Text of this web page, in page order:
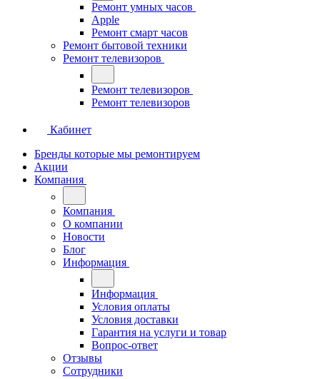
Ремонт умных часов
Apple
Ремонт смарт часов
Ремонт бытовой техники
Ремонт телевизоров
Ремонт телевизоров
Ремонт телевизоров
Кабинет
Бренды которые мы ремонтируем
Акции
Компания
Компания
О компании
Новости
Блог
Информация
Информация
Условия оплаты
Условия доставки
Гарантия на услуги и товар
Вопрос-ответ
Отзывы
Сотрудники